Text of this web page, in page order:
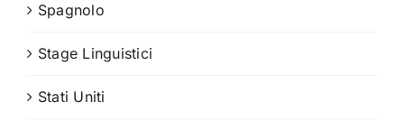
Spagnolo
Stage Linguistici
Stati Uniti